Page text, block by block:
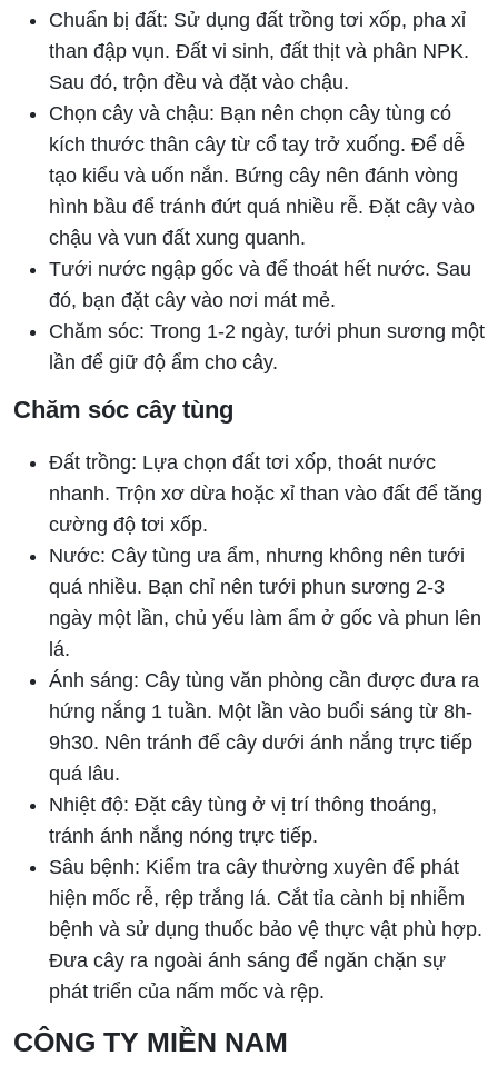
Chuẩn bị đất: Sử dụng đất trồng tơi xốp, pha xỉ
than đập vụn. Đất vi sinh, đất thịt và phân NPK.
Sau đó, trộn đều và đặt vào chậu.
Chọn cây và chậu: Bạn nên chọn cây tùng có
kích thước thân cây từ cổ tay trở xuống. Để dễ
tạo kiểu và uốn nắn. Bứng cây nên đánh vòng
hình bầu để tránh đứt quá nhiều rễ. Đặt cây vào
chậu và vun đất xung quanh.
Tưới nước ngập gốc và để thoát hết nước. Sau
đó, bạn đặt cây vào nơi mát mẻ.
Chăm sóc: Trong 1-2 ngày, tưới phun sương một
lần để giữ độ ẩm cho cây.
Chăm sóc cây tùng
Đất trồng: Lựa chọn đất tơi xốp, thoát nước
nhanh. Trộn xơ dừa hoặc xỉ than vào đất để tăng
cường độ tơi xốp.
Nước: Cây tùng ưa ẩm, nhưng không nên tưới
quá nhiều. Bạn chỉ nên tưới phun sương 2-3
ngày một lần, chủ yếu làm ẩm ở gốc và phun lên
lá.
Ánh sáng: Cây tùng văn phòng cần được đưa ra
hứng nắng 1 tuần. Một lần vào buổi sáng từ 8h-
9h30. Nên tránh để cây dưới ánh nắng trực tiếp
quá lâu.
Nhiệt độ: Đặt cây tùng ở vị trí thông thoáng,
tránh ánh nắng nóng trực tiếp.
Sâu bệnh: Kiểm tra cây thường xuyên để phát
hiện mốc rễ, rệp trắng lá. Cắt tỉa cành bị nhiễm
bệnh và sử dụng thuốc bảo vệ thực vật phù hợp.
Đưa cây ra ngoài ánh sáng để ngăn chặn sự
phát triển của nấm mốc và rệp.
CÔNG TY MIỀN NAM